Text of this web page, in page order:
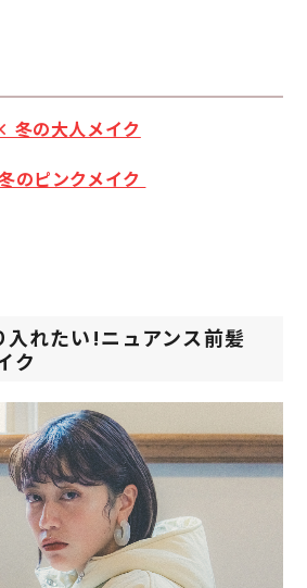
冬の大人メイク
のピンクメイク
入れたい!ニュアンス前髪
ク